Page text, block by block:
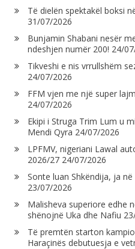
Të dielën spektakël boksi
31/07/2026
Bunjamin Shabani nesër
ndeshjen numër 200! 24/
Tikveshi e nis vrrullshëm
24/07/2026
FFM vjen me një super
24/07/2026
Ekipi i Struga Trim Lum u
Mendi Qyra 24/07/2026
LPFMV, nigeriani Lawal
2026/27 24/07/2026
Sonte luan Shkëndija, ja
23/07/2026
Malisheva superiore edhe
shënojnë Uka dhe Nafiu
Të premtën starton
Haraçinës debutuesja e